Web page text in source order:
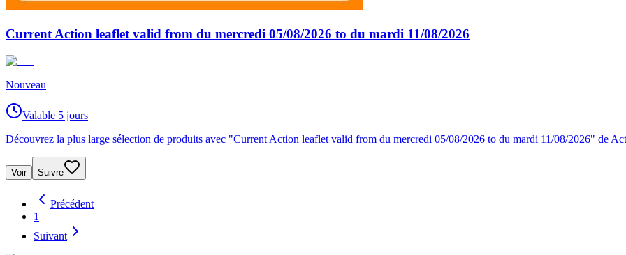
Current Action leaflet valid from du mercredi 05/08/2026 to du mardi 11/08/2026
Nouveau
Valable 5 jours
Découvrez la plus large sélection de produits avec "Current Action leaflet valid from du mercredi 05/08/2026 to du mardi 11/08/2026" de
Voir Suivre
Précédent
1
Suivant